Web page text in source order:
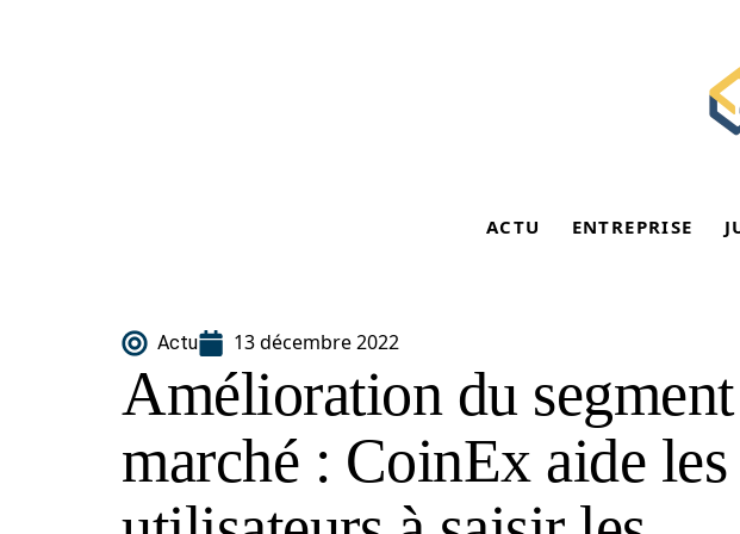
ACTU ENTREPRISE
Actu 13 décembre 2022
Amélioration du
marché : CoinEx aide les